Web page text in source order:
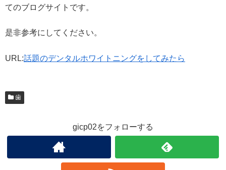
てのブログサイトです。
是非参考にしてください。
URL:話題のデンタルホワイトニングをしてみたら
歯
gicp02をフォローする